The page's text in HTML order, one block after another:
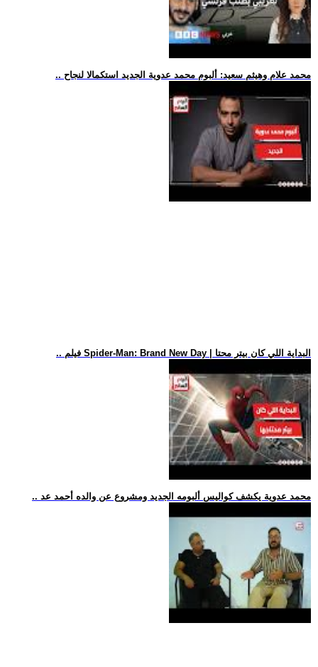
.. محمد علام وهيثم سعيد: ألبوم محمد عدوية الجديد استكمالا لنجاح
.. فيلم Spider-Man: Brand New Day | البداية اللي كان بيتر محتا
.. محمد عدوية يكشف كواليس ألبومه الجديد ومشروع عن والده أحمد عد